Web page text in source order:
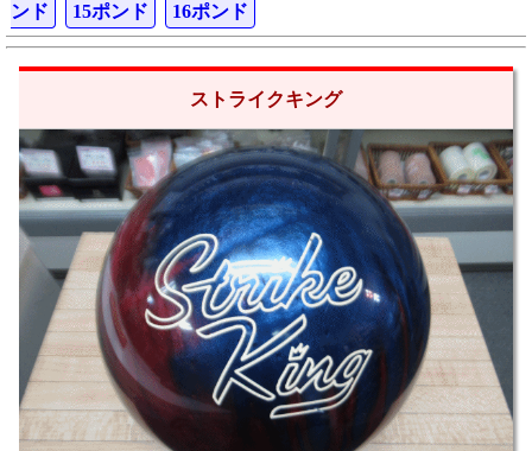
ンド
15ポンド 16ポンド
ストライクキング